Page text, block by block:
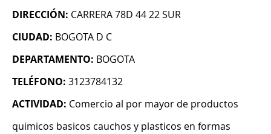
DIRECCIÓN: CARRERA 78D 44 22 SUR
CIUDAD: BOGOTA D C
DEPARTAMENTO: BOGOTA
TELÉFONO: 3123784132
ACTIVIDAD: Comercio al por mayor de productos
quimicos basicos cauchos y plasticos en formas